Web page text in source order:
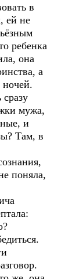
в
ей не
ребенка
она
а
ночей.
сразу
мужа,
и
Там, в
поняла,